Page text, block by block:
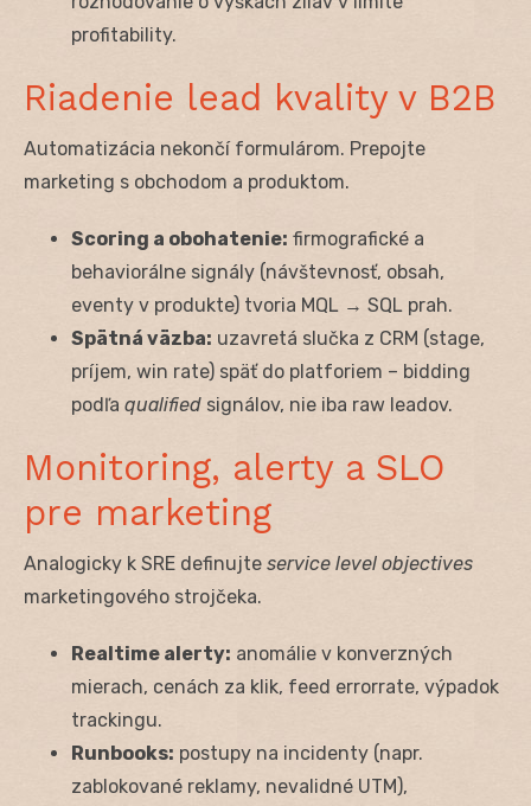
profitability.
Riadenie lead kvality v B2B
Automatizácia nekončí formulárom. Prepojte
marketing s obchodom a produktom.
Scoring a obohatenie: firmografické a
behaviorálne signály (návštevnosť, obsah,
eventy v produkte) tvoria MQL → SQL prah.
Spätná väzba: uzavretá slučka z CRM (stage,
príjem, win rate) späť do platforiem – bidding
podľa qualified signálov, nie iba raw leadov.
Monitoring, alerty a SLO
pre marketing
Analogicky k SRE definujte service level objectives
marketingového strojčeka.
Realtime alerty: anomálie v konverzných
mierach, cenách za klik, feed errorrate, výpadok
trackingu.
Runbooks: postupy na incidenty (napr.
zablokované reklamy, nevalidné UTM),